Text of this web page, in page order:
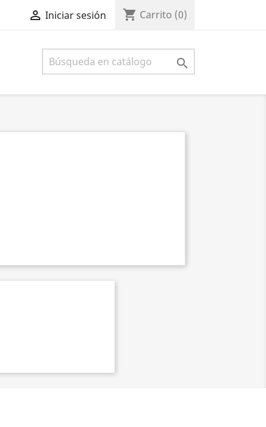
 Iniciar sesión shopping_cart Carrito (0)
